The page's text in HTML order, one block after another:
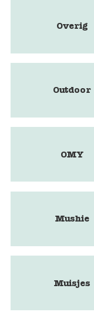
Overig
Outdoor
OMY
Mushie
Muisjes